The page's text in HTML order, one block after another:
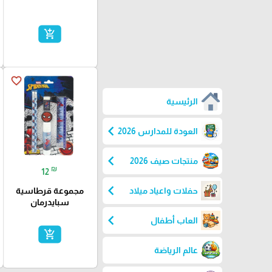
الرئيسية
العودة للمدارس 2026 chevron_left
منتجات صيف 2026 chevron_left
حفلات واعياد ميلاد chevron_left
العاب أطفال chevron_left
عالم الرياضة
add_shopping_cart
favorite_border
12 ₪
مجموعة قرطاسية
سبايدرمان
add_shopping_cart